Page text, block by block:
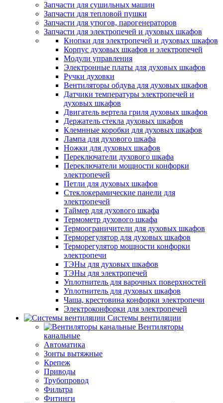
Запчасти для сушильных машин
Запчасти для тепловой пушки
Запчасти для утюгов, парогенераторов
Запчасти для электропечей и духовых шкафов
Кнопки для электропечей и духовых шкафов
Корпус духовых шкафов и электропечей
Модули управления
Электронные платы для духовых шкафов
Ручки духовки
Вентиляторы обдува для духовых шкафов
Датчики температуры электропечей и
духовых шкафов
Двигатель вертела гриля духовых шкафов
Держатель стекла духовых шкафов
Клемнные коробки для духовых шкафов
Лампа для духового шкафа
Ножки для духовых шкафов
Переключатели духового шкафа
Переключатели мощности конфорки
электропечей
Петли для духовых шкафов
Стеклокерамические панели для
электропечей
Таймер для духового шкафа
Термометр духового шкафа
Термоограничители для духовых шкафов
Терморегулятор для духовых шкафов
Терморегулятор мощности конфорки
электропечи
ТЭНы для духовых шкафов
ТЭНы для электропечей
Уплотнитель для варочных поверхностей
Уплотнитель для духовых шкафов
Чаша, крестовина конфорки электропечи
Электроконфорки для электропечей
Системы вентиляции
Вентиляторы
канальные
Автоматика
Зонты вытяжные
Крепеж
Приводы
Трубопровод
Фильтра
Фитинги